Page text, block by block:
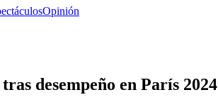
Opinión
desempeño en París 2024